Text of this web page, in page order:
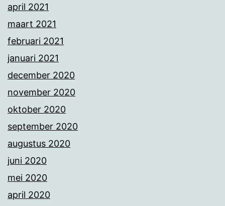
april 2021
maart 2021
februari 2021
januari 2021
december 2020
november 2020
oktober 2020
september 2020
augustus 2020
juni 2020
mei 2020
april 2020